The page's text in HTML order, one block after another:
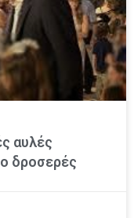
αυλές
δροσερές